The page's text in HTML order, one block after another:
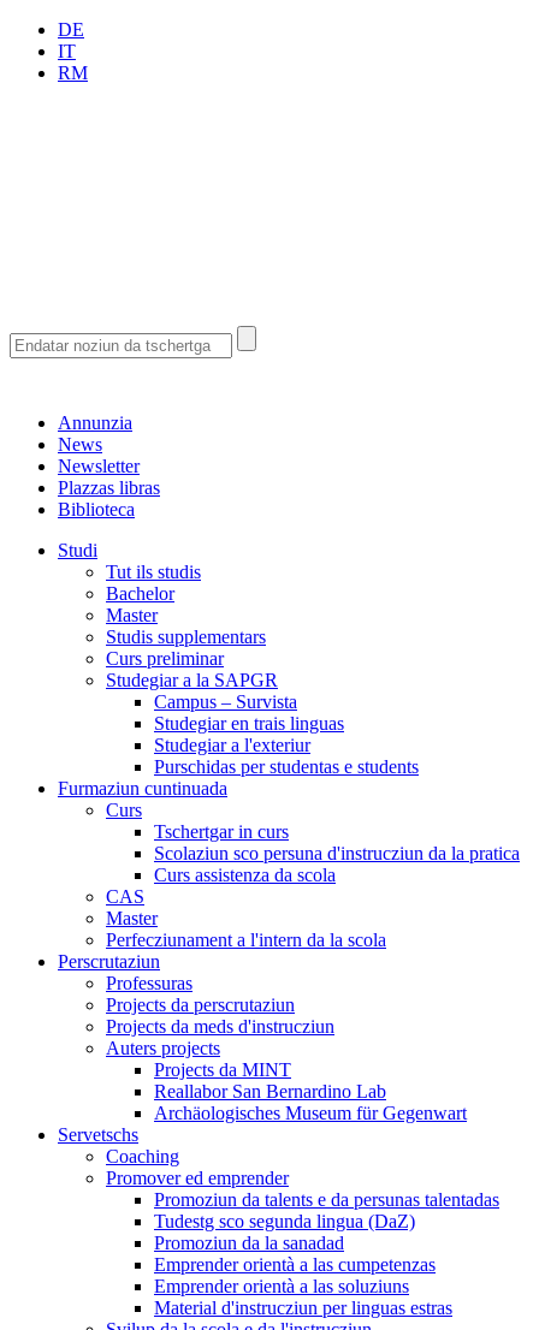
DE
IT
RM
Annunzia
News
Newsletter
Plazzas libras
Biblioteca
Studi
Tut ils studis
Bachelor
Master
Studis supplementars
Curs preliminar
Studegiar a la SAPGR
Campus – Survista
Studegiar en trais linguas
Studegiar a l'exteriur
Purschidas per studentas e students
Furmaziun cuntinuada
Curs
Tschertgar in curs
Scolaziun sco persuna d'instrucziun da la pratica
Curs assistenza da scola
CAS
Master
Perfecziunament a l'intern da la scola
Perscrutaziun
Professuras
Projects da perscrutaziun
Projects da meds d'instrucziun
Auters projects
Projects da MINT
Reallabor San Bernardino Lab
Archäologisches Museum für Gegenwart
Servetschs
Coaching
Promover ed emprender
Promoziun da talents e da persunas talentadas
Tudestg sco segunda lingua (DaZ)
Promoziun da la sanadad
Emprender orientà a las cumpetenzas
Emprender orientà a las soluziuns
Material d'instrucziun per linguas estras